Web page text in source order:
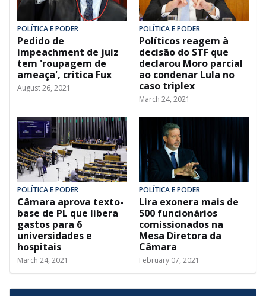
POLÍTICA E PODER
Pedido de
impeachment de juiz
tem 'roupagem de
ameaça', critica Fux
August 26, 2021
POLÍTICA E PODER
Políticos reagem à
decisão do STF que
declarou Moro parcial
ao condenar Lula no
caso triplex
March 24, 2021
POLÍTICA E PODER
Câmara aprova texto-
base de PL que libera
gastos para 6
universidades e
hospitais
March 24, 2021
POLÍTICA E PODER
Lira exonera mais de
500 funcionários
comissionados na
Mesa Diretora da
Câmara
February 07, 2021